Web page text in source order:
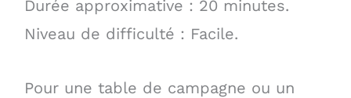
Durée approximative : 20 minutes.
Niveau de difficulté : Facile.
Pour une table de campagne ou un